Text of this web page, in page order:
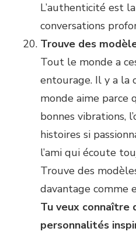
L’authenticité est
conversations
Trouve des
Tout le monde a
entourage. Il y a
monde aime parce
bonnes vibrations,
histoires si
l’ami qui écoute
Trouve des
davantage comme
Tu veux connaître
personnalités